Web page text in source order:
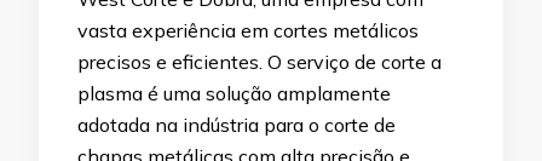
vasta experiência em cortes metálicos
precisos e eficientes. O serviço de corte a
plasma é uma solução amplamente
adotada na indústria para o corte de